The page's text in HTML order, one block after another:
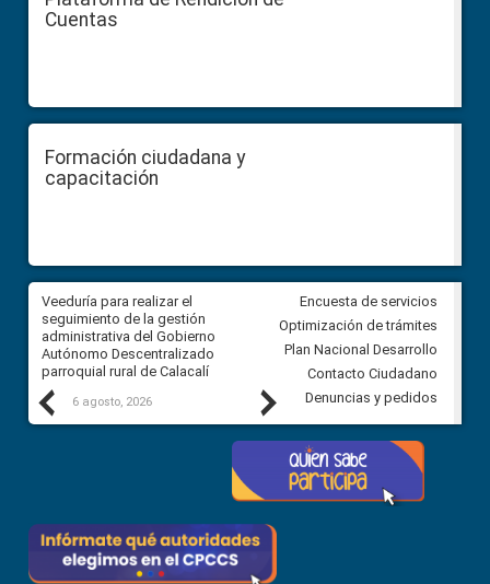
Cuentas
Formación ciudadana y
capacitación
Previous
Veeduría para realizar el
seguimiento de la gestión
administrativa del Gobierno
Autónomo Descentralizado
parroquial rural de Calacalí
6 agosto, 2026
Veeduría para vigilar los
derivados de la Audiencia
comunidad Urbina, parroquia
Carolina
5 agosto, 2026
Next
Encuesta de servicios
Optimización de trámites
Plan Nacional Desarrollo
Contacto Ciudadano
Denuncias y pedidos